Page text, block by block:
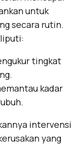
untuk
secara rutin.
tingkat
kadar
intervensi
yang